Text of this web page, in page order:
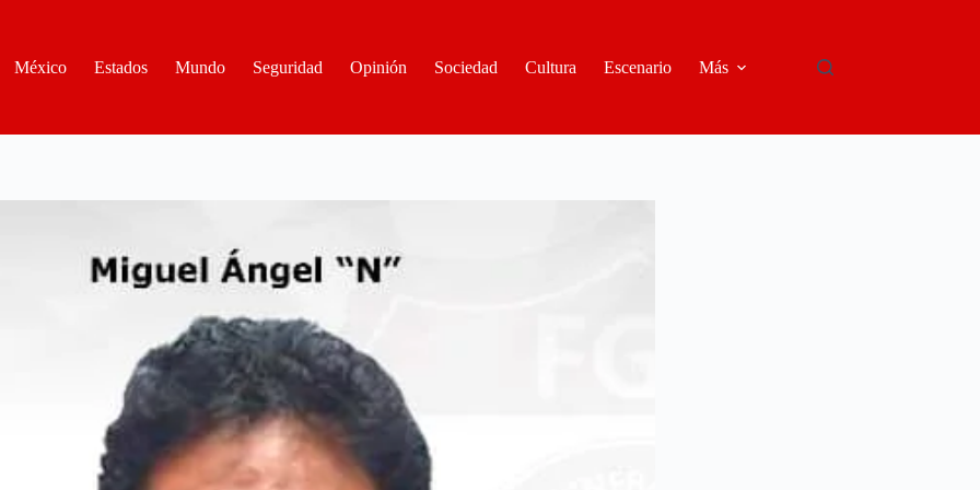
México
Estados Mundo Seguridad Opinión Sociedad Cultura Escenario Más